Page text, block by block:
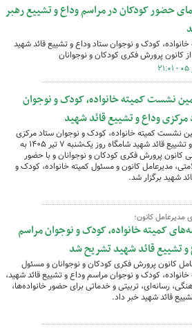
حضور کودکان در مراسم وداع و تشییع رهبر
خانواده، کودک و نوجوان ستاد وداع و تشییع قائد شهید
کانون پرورش فکری کودکان و نوجوانان
نشست کمیته خانواده،‌ کودک و نوجوان
مرکزی وداع و تشییع قائد شهید
نشست کمیته خانواده،‌ کودک و نوجوان ستاد مرکزی
وداع و تشییع قائد شهید شامگاه روز یک‌شنبه ۷ تیر ۱۴۰۵ به
کانون پرورش فکری کودکان و نوجوانان و با حضور
مدیرعامل کانون و مسئول کمیته خانواده، کودک و
شهید برگزار شد.
مدیرعامل کانون؛
کمیته خانواده، کودک و نوجوان مراسم
و تشییع قائد شهید تشریح شد
کانون پرورش فکری کودکان و نوجوانان و مسئول
خانواده، کودک و نوجوان مراسم وداع و تشییع قائد شهید،
رسانه‌ای، تربیتی و خدماتی برای حضور خانواده‌ها،
قائد شهید خبر داد.